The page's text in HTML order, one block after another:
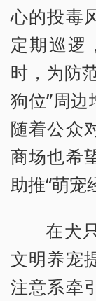
心的投毒
定期巡逻
时，为防
狗位”周边
随着公众
商场也希
助推“萌宠
在犬
文明养宠
注意系牵